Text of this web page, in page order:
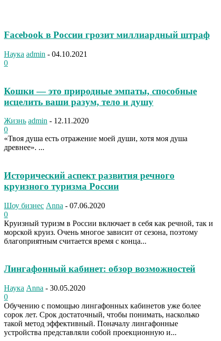
Facebook в России грозит миллиардный штраф
Наука admin - 04.10.2021
0
Кошки — это природные эмпаты, способные
исцелить ваши разум, тело и душу
Жизнь admin - 12.11.2020
0
«Твоя душа есть отражение моей души, хотя моя душа
древнее». ...
Исторический аспект развития речного
круизного туризма России
Шоу бизнес Anna - 07.06.2020
0
Круизный туризм в России включает в себя как речной, так и
морской круиз. Очень многое зависит от сезона, поэтому
благоприятным считается время с конца...
Лингафонный кабинет: обзор возможностей
Наука Anna - 30.05.2020
0
Обучению с помощью лингафонных кабинетов уже более
сорок лет. Срок достаточный, чтобы понимать, насколько
такой метод эффективный. Поначалу лингафонные
устройства представляли собой проекционную и...